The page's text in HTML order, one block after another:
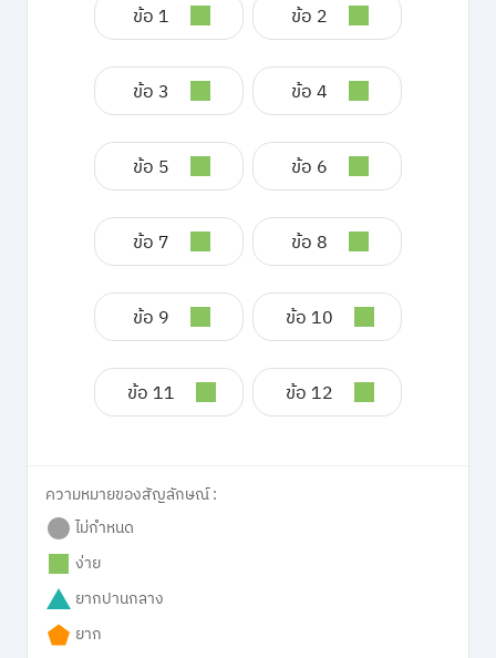
ข้อ 1 ข้อ 2
ข้อ 3 ข้อ 4
ข้อ 5 ข้อ 6
ข้อ 7 ข้อ 8
ข้อ 9 ข้อ 10
ข้อ 11 ข้อ 12
ความหมายของสัญลักษณ์ :
ไม่กำหนด
ง่าย
ยากปานกลาง
ยาก